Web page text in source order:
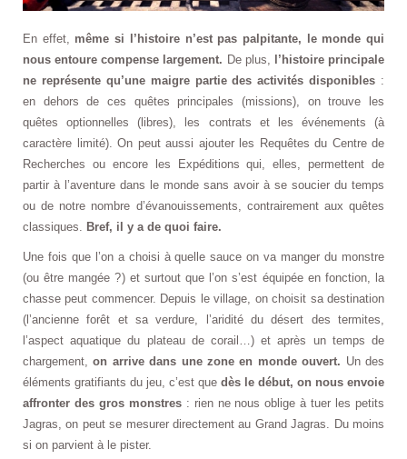
En effet, même si l’histoire n’est pas palpitante, le monde qui
nous entoure compense largement. De plus,
l’histoire principale
ne représente qu’une maigre partie des activités disponibles :
en dehors de ces quêtes principales (missions), on trouve les
quêtes optionnelles (libres), les contrats et les événements (à
caractère limité). On peut aussi ajouter les Requêtes du Centre de
Recherches ou encore les Expéditions qui, elles, permettent de
partir à l’aventure dans le monde sans avoir à se soucier du temps
ou de notre nombre d’évanouissements, contrairement aux quêtes
classiques. Bref, il y a de quoi faire.
Une fois que l’on a choisi à quelle sauce on va manger du monstre
(ou être mangée ?) et surtout que l’on s’est équipée en fonction, la
chasse peut commencer. Depuis le village, on choisit sa destination
(l’ancienne forêt et sa verdure, l’aridité du désert des termites,
l’aspect aquatique du plateau de corail…) et après un temps de
chargement,on arrive dans une zone en monde ouvert. Un des
éléments gratifiants du jeu, c’est que dès le début, on nous envoie
affronter des gros monstres: rien ne nous oblige à tuer les petits
Jagras, on peut se mesurer directement au Grand Jagras. Du moins
si on parvient à le pister.